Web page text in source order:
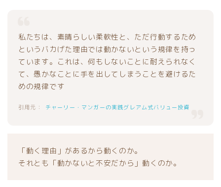
私たちは、素晴らしい柔軟性と、ただ行動するため
というバカげた理由では動かないという規律を持っ
ています。これは、何もしないことに耐えられなく
て、愚かなことに手を出してしまうことを避けるた
めの規律です
チャーリー・マンガーの実践グレアム式バリュー投資
「動く理由」があるから動くのか。
それとも「動かないと不安だから」動くのか。